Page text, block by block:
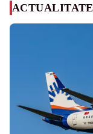
ACTUALITATE